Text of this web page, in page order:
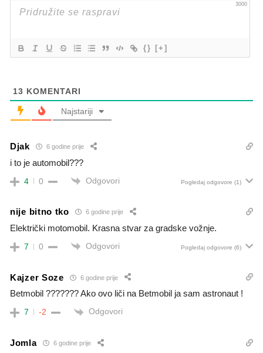
3000
{} [+]
13 KOMENTARI
Najstariji
Djak 6 godine prije
i to je automobil???
4 0 Odgovori Pogledaj odgovore (1)
nije bitno tko 6 godine prije
Električki motomobil. Krasna stvar za gradske vožnje.
7 0 Odgovori Pogledaj odgovore (6)
Kajzer Soze 6 godine prije
Betmobil ??????? Ako ovo liči na Betmobil ja sam astronaut !
7 -2 Odgovori
Jomla 6 godine prije